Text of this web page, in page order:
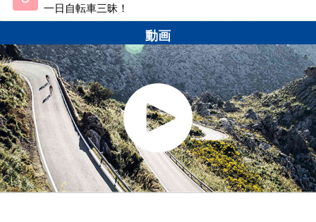
一日自転車三昧！
動画